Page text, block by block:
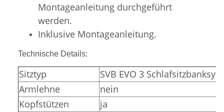
Montageanleitung durchgeführt
werden.
Inklusive Montageanleitung.
Technische Details:
Sitztyp
SVB EVO 3
Armlehne
nein
Kopfstützen
ja